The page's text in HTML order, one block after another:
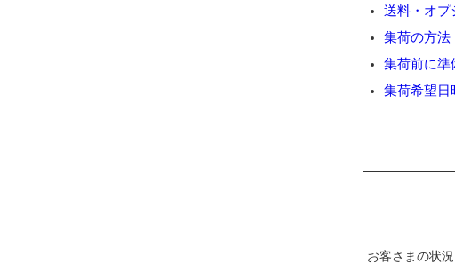
送料・オプ
集荷の方法
集荷前に準
集荷希望日
お客さまの状